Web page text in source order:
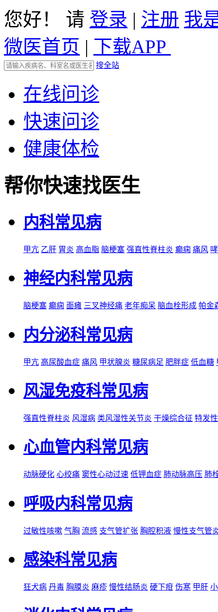
您好！ 请 登录 | 注册 我
微医首页 | 下载APP
搜全站
在线问诊
快速问诊
健康体检
帮你快速找医生
内科常见病
甲亢 乙肝 胃炎 高血脂 脑梗塞 强直性脊柱炎 癫痫 痛风
神经内科常见病
脑梗塞 癫痫 面瘫 三叉神经痛 老年痴呆 脑血栓形成 帕金
内分泌科常见病
甲亢 高尿酸血症 痛风 甲状腺炎 糖尿病足 肥胖症 低血糖
风湿免疫科常见病
强直性脊柱炎 风湿病 类风湿性关节炎 干燥综合征 特发
心血管内科常见病
动脉硬化 心绞痛 窦性心动过速 低钾血症 肺动脉高压 肺
呼吸内科常见病
过敏性咳嗽 气胸 流感 支气管扩张 胸腔积液 慢性支气管
感染科常见病
狂犬病 丹毒 胸膜炎 麻疹 慢性结肠炎 硬下疳 伤寒 甲肝